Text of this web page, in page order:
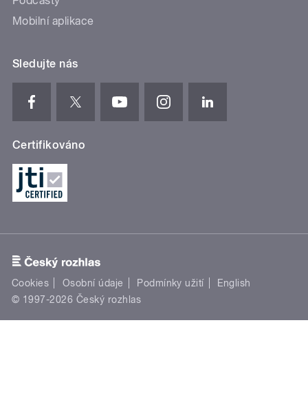
Mobilní aplikace
Sledujte nás
Certifikováno
Cookies Osobní údaje Podmínky užití
English
© 1997-2026 Český rozhlas